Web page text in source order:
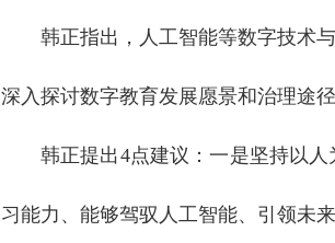
韩正指出，人工智能等数字技术
深入探讨数字教育发展愿景和治理途
韩正提出4点建议：一是坚持以
习能力、能够驾驭人工智能、引领未